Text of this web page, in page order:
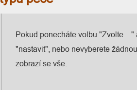
Pokud ponecháte volbu "Zvolte ..."
"nastavit", nebo nevyberete
zobrazí se vše.